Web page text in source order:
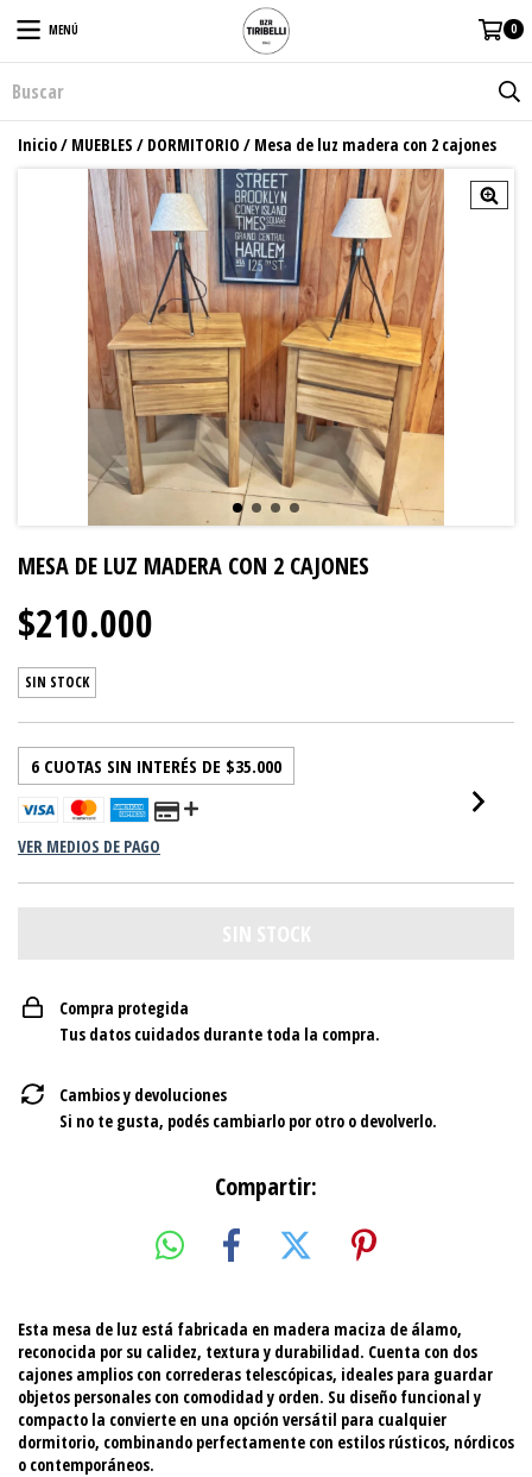
MENÚ 0
Inicio/ MUEBLES / DORMITORIO / Mesa de luz madera con 2 cajones
MESA DE LUZ MADERA CON 2 CAJONES
$210.000
SIN STOCK
6 CUOTAS SIN INTERÉS DE $35.000
VER MEDIOS DE PAGO
Compra protegida
Tus datos cuidados durante toda la compra.
Cambios y devoluciones
Si no te gusta, podés cambiarlo por otro o devolverlo.
Compartir:
Esta mesa de luz está fabricada en madera maciza de álamo,
reconocida por su calidez, textura y durabilidad. Cuenta con dos
cajones amplios con correderas telescópicas, ideales para guardar
objetos personales con comodidad y orden. Su diseño funcional y
compacto la convierte en una opción versátil para cualquier
dormitorio, combinando perfectamente con estilos rústicos, nórdicos
o contemporáneos.